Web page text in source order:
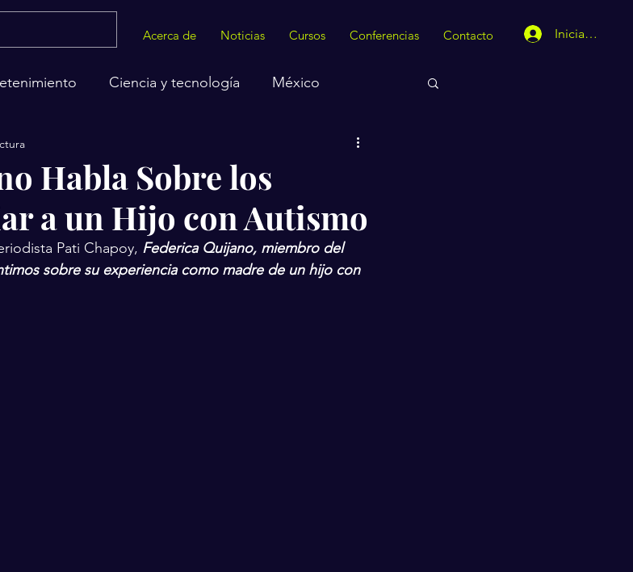
Acerca de Noticias Cursos Conferencias Contacto Iniciar sesión
Ciencia y tecnología México
Habla Sobre los
a un Hijo con Autismo
Pati Chapoy, Federica Quijano, miembro del
sobre su experiencia como madre de un hijo con